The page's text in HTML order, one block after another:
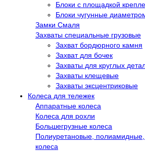
Блоки с площадкой
Блоки чугунные
Замки Смаля
Захваты специальные грузовые
Захват бордюрного камня
Захват для бочек
Захваты для круглых
Захваты клещевые
Захваты эксцентриковые
Колеса для тележек
Аппаратные колеса
Колеса для рохли
Большегрузные колеса
Полиуретановые,
колеса